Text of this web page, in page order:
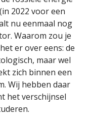
2022 voor een
nu eenmaal nog
Waarom zou je
er over eens: de
maar wel
zich binnen een
Wij hebben daar
het verschijnsel